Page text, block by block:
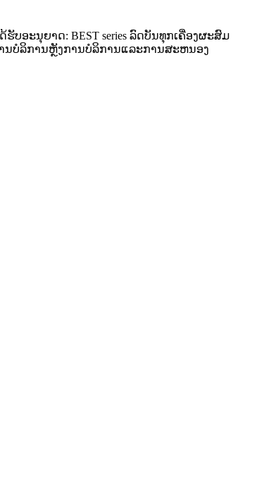
ຮັບອະນຸຍາດ: BEST series ລົດບັນທຸກເຄື່ອງຜະສົມ
ການບໍລິການຫຼັງການບໍລິການແລະການສະຫນອງ